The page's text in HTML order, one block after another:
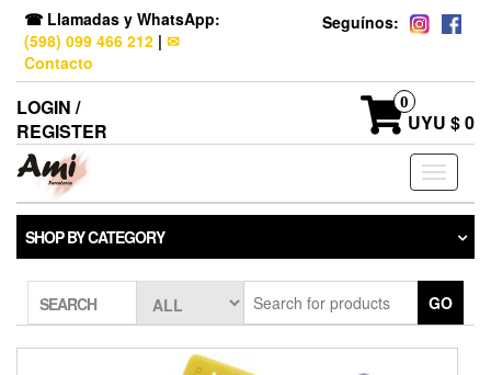
☎ Llamadas y WhatsApp:
(598) 099 466 212 | ✉
Contacto
Seguínos:
LOGIN /
REGISTER
0
UYU $ 0
Toggle
SHOP BY CATEGORY
SEARCH GO